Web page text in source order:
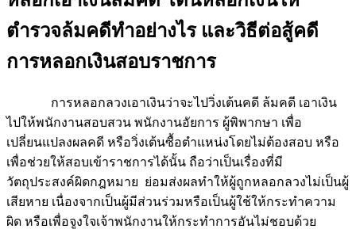
ตำรวจล้มคดีทำอย่างไร และวิธีต่อสู้คดี
การหลอกเงินสอบราชการ
การหลอกลวงเอาเงินว่าจะไปวิ่งเต้นคดี ล้มคดี เอาเงิน
ไปให้พนักงานสอบสวน พนักงานอัยการ ผู้พิพากษา เพื่อ
เปลี่ยนแปลงผลคดี หรือวิ่งเต้นซื้อตำแหน่งโดยไม่ต้องสอบ หรือ
เพื่อช่วยให้สอบเข้าราชการได้นั้น ถือว่าเป็นเรื่องที่มี
วัตถุประสงค์ผิดกฎหมาย ย่อมส่งผลทำให้ผู้ถูกหลอกลวงไม่เป็นผู้
เสียหาย เนื่องจากเป็นผู้มีส่วนร่วมหรือเป็นผู้ใช้ให้กระทำความ
ผิด หรือเพื่อจูงใจเจ้าพนักงานให้กระทำการอันไม่ชอบด้วย